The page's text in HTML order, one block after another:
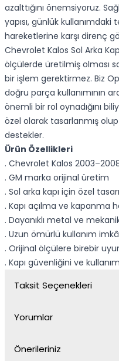
azalttığını önemsiyoruz.
yapısı, günlük
hareketlerine karşı direnç
Chevrolet Kalos Sol Arka
ölçülerde üretilmiş olması
bir işlem gerektirmez. Biz
doğru parça kullanımının
önemli bir rol oynadığını
özel olarak tasarlanmış olup
destekler.
Ürün Özellikleri
. Chevrolet Kalos
. GM marka orijinal üretim
. Sol arka kapı için özel
. Kapı açılma ve kapanma
. Dayanıklı metal ve
. Uzun ömürlü kullanım
. Orijinal ölçülere birebir
. Kapı güvenliğini ve
Taksit Seçenekleri
Yorumlar
Önerileriniz